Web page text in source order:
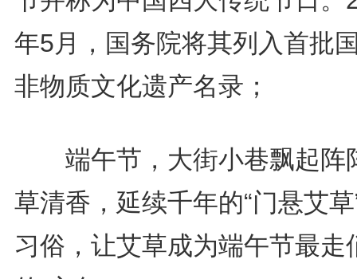
年5月，国务院将其列入首批
非物质文化遗产名录；
端午节，大街小巷飘起阵
草清香，延续千年的“门悬艾
习俗，让艾草成为端午节最走